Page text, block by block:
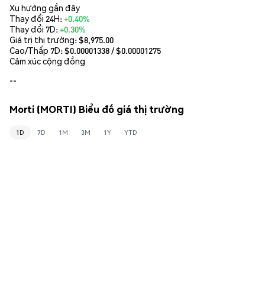
Xu hướng gần đây
Thay đổi 24H:+0.40%
Thay đổi 7D:+0.30%
Giá trị thị trường:$8,975.00
Cao/Thấp 7D: $0.00001338/ $0.00001275
Cảm xúc cộng đồng
--
Morti (MORTI) Biểu đồ giá thị trường
1D 7D 1M 3M 1Y YTD